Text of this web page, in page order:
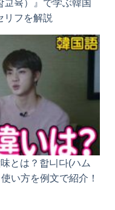
육）』で学ぶ韓
リフを解説